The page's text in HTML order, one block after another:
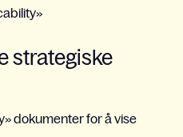
strategiske
dokumenter for å vise